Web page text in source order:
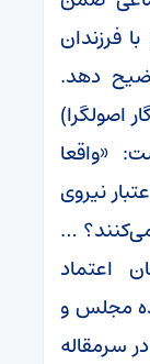
فرزندان
دهد.
اصولگرا)
«واقعا
نیروی
…
اعتماد
مجلس و
سرمقاله